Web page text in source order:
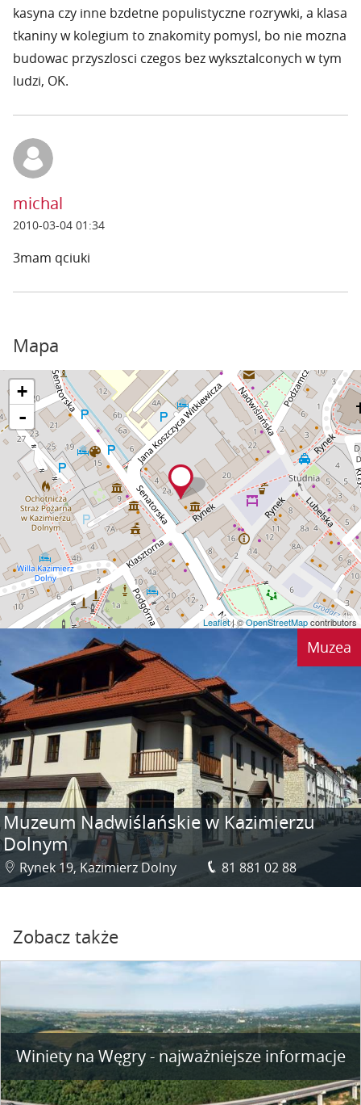
kasyna czy inne bzdetne populistyczne rozrywki, a klasa
tkaniny w kolegium to znakomity pomysl, bo nie mozna
budowac przyszlosci czegos bez wyksztalconych w tym
ludzi, OK.
michal
2010-03-04 01:34
3mam qciuki
Mapa
+
-
Leaflet| ©OpenStreetMapcontributors
Muzea
Muzeum Nadwiślańskie w Kazimierzu
Dolnym
Rynek 19, Kazimierz Dolny 81 881 02 88
Zobacz także
Winiety na Węgry - najważniejsze informacje